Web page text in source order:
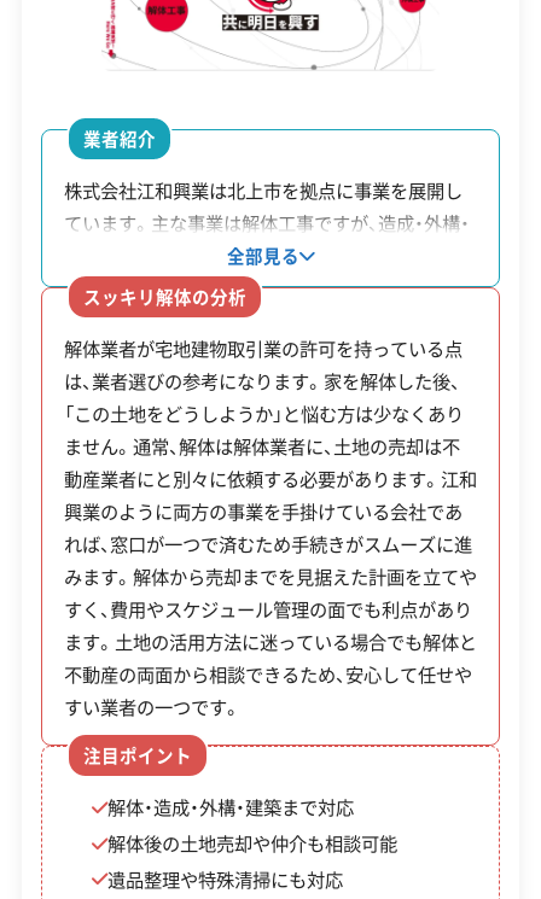
電話番号 0197-72-8838
営業時間 9:00～19:00
営業日
建物構造 木造
対応業務
産業廃棄物収集運搬業
不動産取引業
新築工事業
公式HP 公式サイトを見る
許可番号
【建設業許可】
岩手県知事：第000359号
【産業廃棄物収集運搬業許可】
岩手県知事：第00302131818号
【宅地建物取引業許可】
岩手県知事：第001529号
全部見る
この解体業者の特徴
企業経
験・規模
創業30年以上 公共工事の経験
対応工事 土木工事
保有資格
建設業許可
産業廃棄物収集運搬業許可
業者紹介
株式会社江和興業は北上市を拠点に事業を展開し
ています。主な事業は解体工事ですが、造成・外構・
土木・建築まで幅広く手掛けているのが特徴です。
そのため、建物を解体した後の土地整備や新築工事
まで一貫して依頼できます。また、宅地建物取引業
の許可も取得しており、不動産の売買や仲介も行っ
ています。解体後の土地を売却したい、あるいは活
用方法を相談したいといった場合にも専門的な視
点からアドバイスを受けられます。遺品整理士や事
件現場特殊清掃の認定会員でもあるため、解体と合
わせて家財の整理が必要なケースにも対応が可能
です。
全部見る
スッキリ解体の分析
解体業者が宅地建物取引業の許可を持っている点
は、業者選びの参考になります。家を解体した後、
「この土地をどうしようか」と悩む方は少なくあり
ません。通常、解体は解体業者に、土地の売却は不
動産業者にと別々に依頼する必要があります。江和
興業のように両方の事業を手掛けている会社であ
れば、窓口が一つで済むため手続きがスムーズに進
みます。解体から売却までを見据えた計画を立てや
すく、費用やスケジュール管理の面でも利点があり
ます。土地の活用方法に迷っている場合でも解体と
不動産の両面から相談できるため、安心して任せや
すい業者の一つです。
注目ポイント
解体・造成・外構・建築まで対応
解体後の土地売却や仲介も相談可能
遺品整理や特殊清掃にも対応